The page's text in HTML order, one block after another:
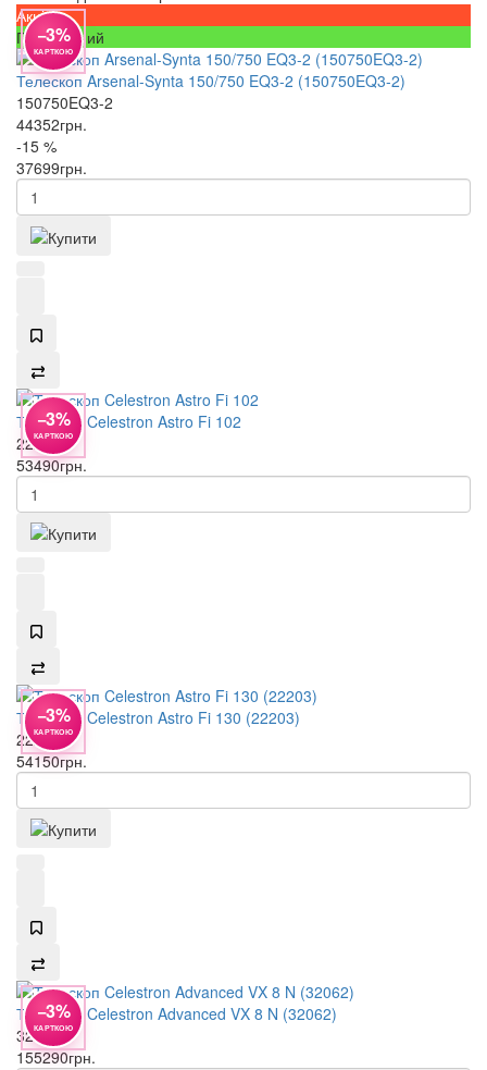
Акція
Популярний
−3%
КАРТКОЮ
Телескоп Arsenal-Synta 150/750 EQ3-2 (150750EQ3-2)
150750EQ3-2
44352грн.
-15 %
37699грн.
−3%
КАРТКОЮ
Телескоп Celestron Astro Fi 102
22202
53490грн.
−3%
КАРТКОЮ
Телескоп Celestron Astro Fi 130 (22203)
22203
54150грн.
−3%
КАРТКОЮ
Телескоп Celestron Advanced VX 8 N (32062)
32062
155290грн.